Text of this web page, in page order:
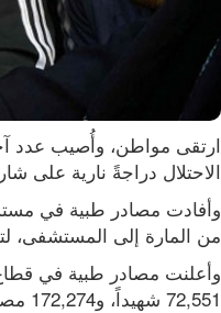
الاحتلال دراجةً نارية
من المارة إلى المستشفى،
72,551 شهيداً، و172,274 مصاباً، منذ بدء العدوان في السابع من تشرين الأول/ أكتوبر 2023.